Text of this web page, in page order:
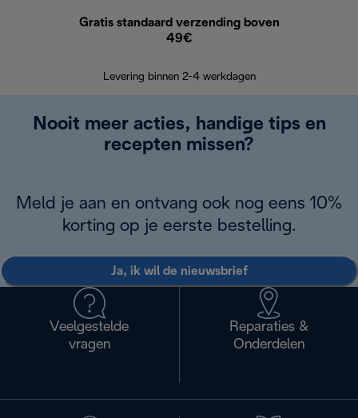
Gratis standaard verzending boven
49€
Levering binnen 2-4 werkdagen
Nooit meer acties, handige tips en
recepten missen?
Meld je aan en ontvang ook nog eens 10%
korting op je eerste bestelling.
Ja, ik wil de nieuwsbrief
Veelgestelde
vragen
Reparaties &
Onderdelen